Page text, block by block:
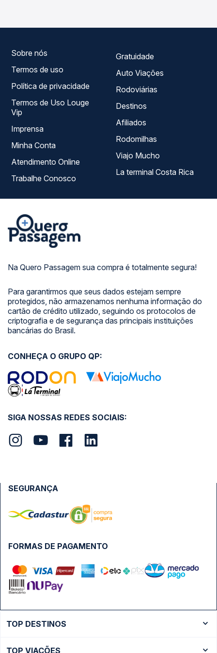
Na Quero Passagem sua compra é totalmente segura!
Para garantirmos que seus dados estejam sempre
protegidos, não armazenamos nenhuma informação do
cartão de crédito utilizado, seguindo os protocolos de
criptografia e de segurança das principais instituições
bancárias do Brasil.
Sobre nós
Termos de uso
Política de privacidade
Termos de Uso Louge
Vip
Imprensa
Minha Conta
Atendimento Online
Trabalhe Conosco
Gratuidade
Auto Viações
Rodoviárias
Destinos
Afiliados
Rodomilhas
Viajo Mucho
La terminal Costa Rica
SIGA NOSSAS REDES SOCIAIS:
CONHEÇA O GRUPO QP:
FORMAS DE PAGAMENTO
SEGURANÇA
TOP DESTINOS
TOP VIAÇÕES